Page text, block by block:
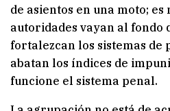
de asientos en una moto; es
autoridades vayan al fondo
fortalezcan los sistemas de
abatan los índices de
funcione el sistema penal.